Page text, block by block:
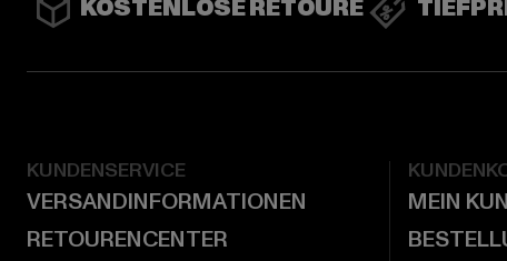
KOSTENLOSE RETOURE
KUNDENSERVICE
VERSANDINFORMATIONEN
RETOURENCENTER
MEIN